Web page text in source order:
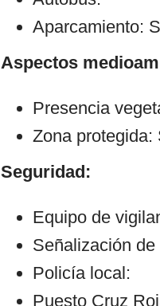
Aparcamiento:
Aspectos
Presencia
Zona protegida:
Seguridad:
Equipo de
Señalización
Policía local:
Puesto Cruz